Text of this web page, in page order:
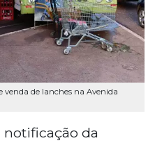
venda de lanches na Avenida
notificação da